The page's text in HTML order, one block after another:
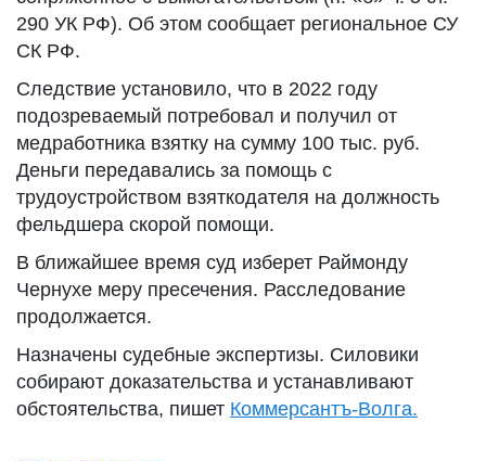
290 УК РФ). Об этом сообщает региональное СУ
СК РФ.
Следствие установило, что в 2022 году
подозреваемый потребовал и получил от
медработника взятку на сумму 100 тыс. руб.
Деньги передавались за помощь с
трудоустройством взяткодателя на должность
фельдшера скорой помощи.
В ближайшее время суд изберет Раймонду
Чернухе меру пресечения. Расследование
продолжается.
Назначены судебные экспертизы. Силовики
собирают доказательства и устанавливают
обстоятельства, пишет Коммерсантъ-Волга.